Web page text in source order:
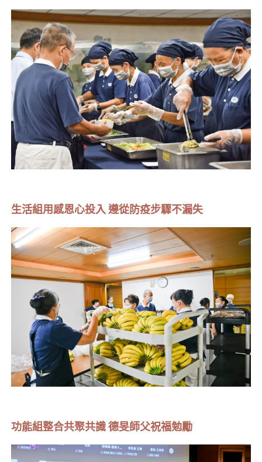
生活組用感恩心投入 遵從防疫步驟不漏失
功能組整合共聚共識 德旻師父祝福勉勵